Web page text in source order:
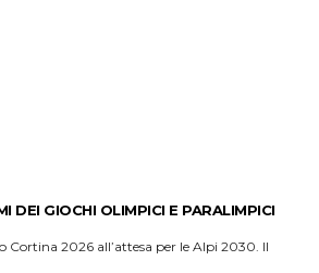
DEI GIOCHI OLIMPICI E PARALIMPICI
Cortina 2026 all’attesa per le Alpi 2030. Il